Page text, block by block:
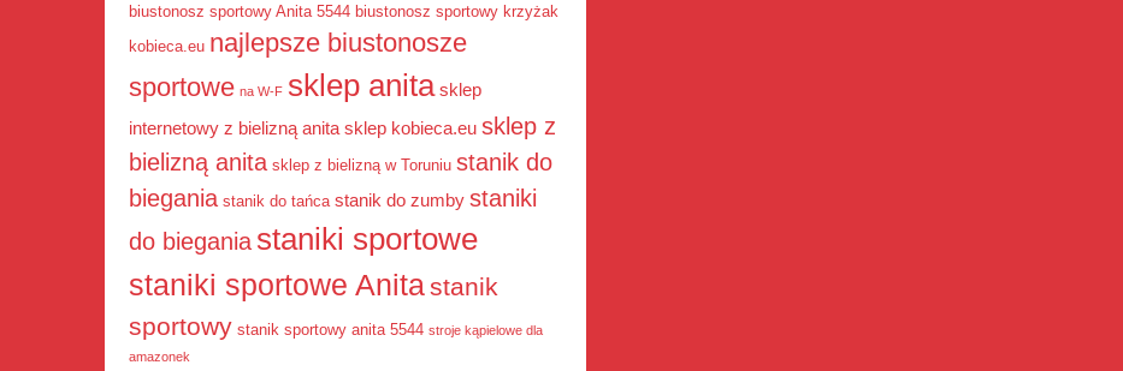
biustonosz sportowy Anita 5544 biustonosz sportowy krzyżak
kobieca.eu najlepsze biustonosze
sportowe na W-F sklep anita sklep
internetowy z bielizną anita sklep kobieca.eu sklep z
bielizną anita sklep z bielizną w Toruniu stanik do
biegania stanik do tańca stanik do zumby staniki
do biegania staniki sportowe
staniki sportowe Anitastanik
sportowy stanik sportowy anita 5544 stroje kąpielowe dla
amazonek